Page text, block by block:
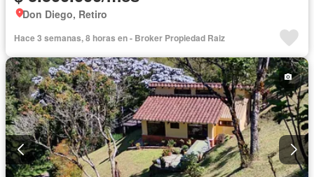
Don Diego, Retiro
Hace 3 semanas, 8 horas en - Broker Propiedad Raiz